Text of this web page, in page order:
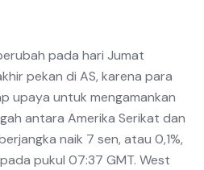
pada hari Jumat
pekan di AS, karena para
upaya untuk mengamankan
antara Amerika Serikat dan
naik 7 sen, atau 0,1%,
pukul 07:37 GMT. West